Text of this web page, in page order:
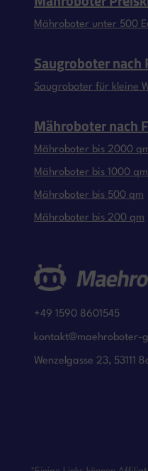
Mähroboter unter 500
Saugroboter nach
Saugroboter für kleine
Mähroboter nach
Mähroboter bis 2000
Mähroboter bis 1000 qm
Mähroboter bis 500 qm
Mähroboter bis 200 qm
+49 1590 8601545
kontakt@maehroboter-
Wenzelgasse 23, 53111